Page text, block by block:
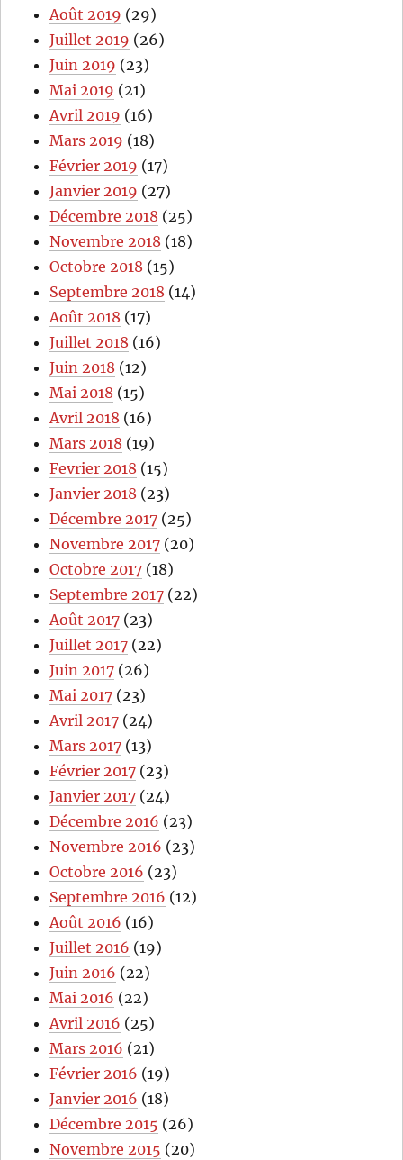
Août 2019 (29)
Juillet 2019 (26)
Juin 2019 (23)
Mai 2019 (21)
Avril 2019 (16)
Mars 2019 (18)
Février 2019 (17)
Janvier 2019 (27)
Décembre 2018 (25)
Novembre 2018 (18)
Octobre 2018 (15)
Septembre 2018 (14)
Août 2018 (17)
Juillet 2018 (16)
Juin 2018 (12)
Mai 2018 (15)
Avril 2018 (16)
Mars 2018 (19)
Fevrier 2018 (15)
Janvier 2018 (23)
Décembre 2017 (25)
Novembre 2017 (20)
Octobre 2017 (18)
Septembre 2017 (22)
Août 2017 (23)
Juillet 2017 (22)
Juin 2017 (26)
Mai 2017 (23)
Avril 2017 (24)
Mars 2017 (13)
Février 2017 (23)
Janvier 2017 (24)
Décembre 2016 (23)
Novembre 2016 (23)
Octobre 2016 (23)
Septembre 2016 (12)
Août 2016 (16)
Juillet 2016 (19)
Juin 2016 (22)
Mai 2016 (22)
Avril 2016 (25)
Mars 2016 (21)
Février 2016 (19)
Janvier 2016 (18)
Décembre 2015 (26)
Novembre 2015 (20)